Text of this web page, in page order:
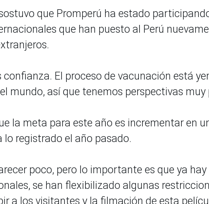
que Promperú ha estado
que han puesto al Perú
confianza. El proceso de vacunación está
mundo, así que tenemos perspectivas
la meta para este año es incrementar en
lo registrado el año pasado.
poco, pero lo importante es que ya
se han flexibilizado algunas
a los visitantes y la filmación de esta